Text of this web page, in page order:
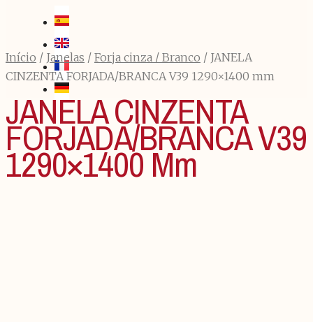
Início / Janelas / Forja cinza / Branco / JANELA
CINZENTA FORJADA/BRANCA V39 1290×1400 mm
JANELA CINZENTA
FORJADA/BRANCA V39
1290×1400 Mm